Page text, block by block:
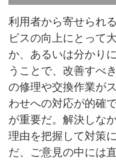
利用者から寄せられ
ビスの向上にとって
か、あるいは分かり
うことで、改善すべ
の修理や交換作業が
わせへの対応が的確
が重要だ。解決しな
理由を把握して対策
だ、ご意見の中には